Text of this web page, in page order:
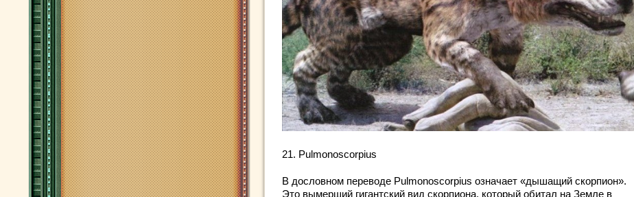
21. Pulmonoscorpius
В дословном переводе Pulmonoscorpius означает «дышащий скорпион».
Это вымерший гигантский вид скорпиона, который обитал на Земле в